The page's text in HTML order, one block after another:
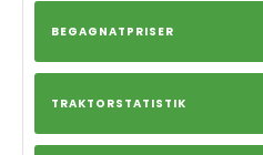
BEGAGNATPRISER
TRAKTORSTATISTIK